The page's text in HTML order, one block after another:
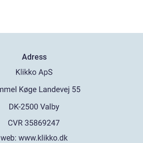
Adress
web: www.klikko.dk